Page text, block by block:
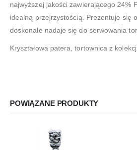
najwyższej jakości zawierającego 24%
idealną przejrzystością. Prezentuje się
doskonale nadaje się do serwowania
Kryształowa patera, tortownica z
POWIĄZANE PRODUKTY